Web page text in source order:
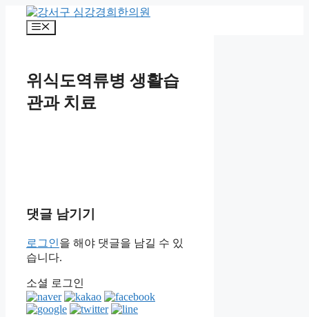
메
위식도역류병 생활습
관과 치료
댓글 남기기
로그인을 해야 댓글을 남길 수 있
습니다.
소셜 로그인